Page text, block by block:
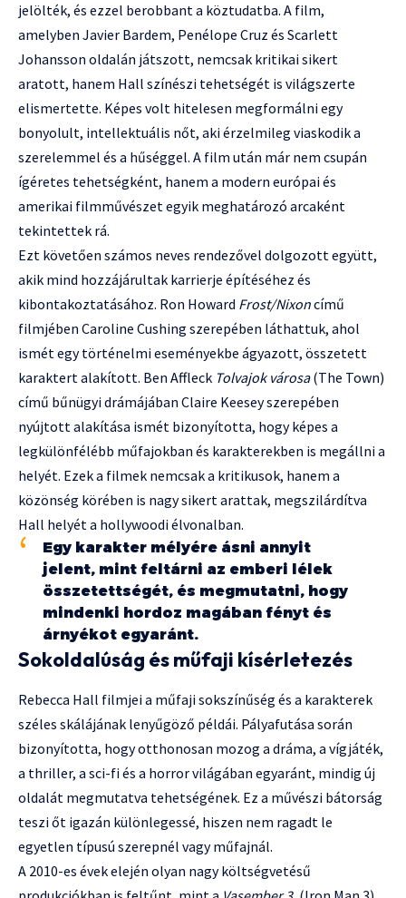
jelölték, és ezzel berobbant a köztudatba. A film,
amelyben Javier Bardem, Penélope Cruz és Scarlett
Johansson oldalán játszott, nemcsak kritikai sikert
aratott, hanem Hall színészi tehetségét is világszerte
elismertette. Képes volt hitelesen megformálni egy
bonyolult, intellektuális nőt, aki érzelmileg viaskodik a
szerelemmel és a hűséggel. A film után már nem csupán
ígéretes tehetségként, hanem a modern európai és
amerikai filmművészet egyik meghatározó arcaként
tekintettek rá.
Ezt követően számos neves rendezővel dolgozott együtt,
akik mind hozzájárultak karrierje építéséhez és
kibontakoztatásához. Ron Howard Frost/Nixoncímű
filmjében Caroline Cushing szerepében láthattuk, ahol
ismét egy történelmi eseményekbe ágyazott, összetett
karaktert alakított. Ben Affleck Tolvajok városa(The Town)
című bűnügyi drámájában Claire Keesey szerepében
nyújtott alakítása ismét bizonyította, hogy képes a
legkülönfélébb műfajokban és karakterekben is megállni a
helyét. Ezek a filmek nemcsak a kritikusok, hanem a
közönség körében is nagy sikert arattak, megszilárdítva
Hall helyét a hollywoodi élvonalban.
Egy karakter mélyére ásni annyit
jelent, mint feltárni az emberi lélek
összetettségét, és megmutatni, hogy
mindenki hordoz magában fényt és
árnyékot egyaránt.
Sokoldalúság és műfaji kísérletezés
Rebecca Hall filmjei a műfaji sokszínűség és a karakterek
széles skálájának lenyűgöző példái. Pályafutása során
bizonyította, hogy otthonosan mozog a dráma, a vígjáték,
a thriller, a sci-fi és a horror világában egyaránt, mindig új
oldalát megmutatva tehetségének. Ez a művészi bátorság
teszi őt igazán különlegessé, hiszen nem ragadt le
egyetlen típusú szerepnél vagy műfajnál.
A 2010-es évek elején olyan nagy költségvetésű